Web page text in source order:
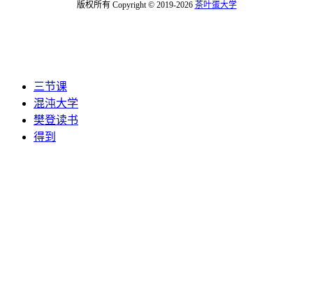
版权所有 Copyright © 2019-2026 茶叶蛋大学
三节课
混沌大学
樊登读书
得到